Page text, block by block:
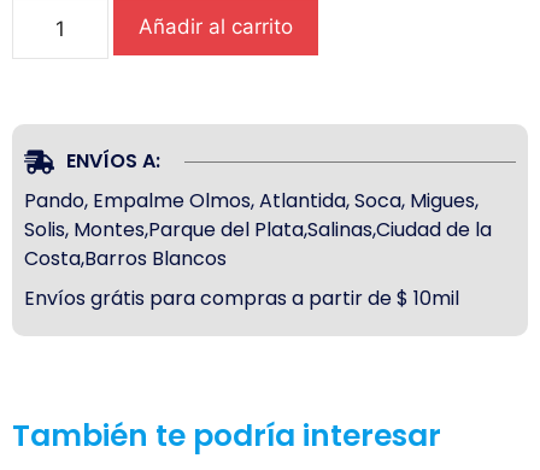
Añadir al carrito
ENVÍOS A:
Pando, Empalme Olmos, Atlantida, Soca, Migues,
Solis, Montes,Parque del Plata,Salinas,Ciudad de la
Costa,Barros Blancos
Envíos grátis para compras a partir de $ 10mil
También te podría interesar